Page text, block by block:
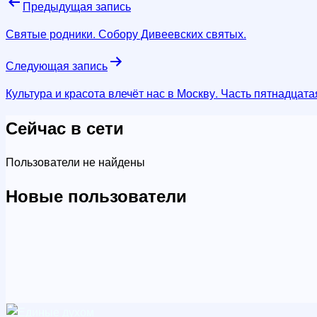
по
Предыдущая запись
Святые родники. Собору Дивеевских святых.
Следующая запись
Культура и красота влечёт нас в Москву. Часть
Сейчас в сети
Пользователи не найдены
Новые пользователи